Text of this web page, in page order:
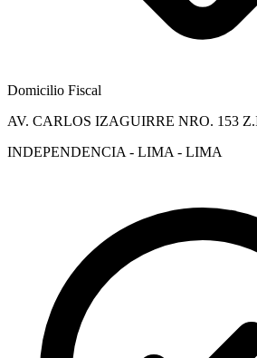
Domicilio Fiscal
AV. CARLOS IZAGUIRRE NRO. 153
INDEPENDENCIA - LIMA - LIMA